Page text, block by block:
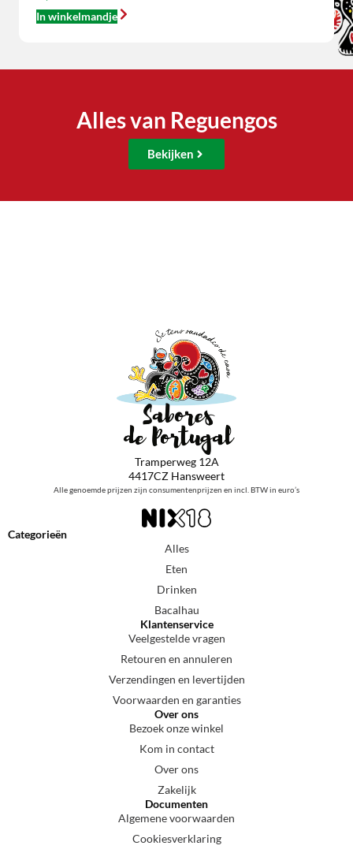
In winkelmandje
Alles van Reguengos
Bekijken
Tramperweg 12A
4417CZ Hansweert
Alle genoemde prijzen zijn consumentenprijzen en incl. BTW in euro’s
Categorieën
Alles
Eten
Drinken
Bacalhau
Klantenservice
Veelgestelde vragen
Retouren en annuleren
Verzendingen en levertijden
Voorwaarden en garanties
Over ons
Bezoek onze winkel
Kom in contact
Over ons
Zakelijk
Documenten
Algemene voorwaarden
Cookiesverklaring